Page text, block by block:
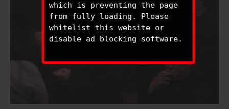
which is preventing the page
from fully loading. Please
whitelist this website or
disable ad blocking software.